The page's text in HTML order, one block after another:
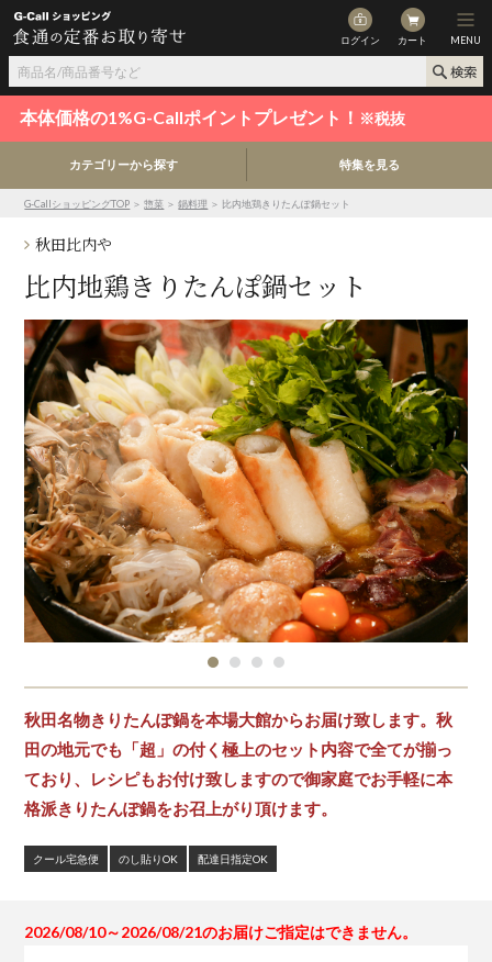
ログイン カート MENU
本体価格の1%G-Callポイントプレゼント！ ※税抜
カテゴリーから探す 特集を見る
G-CallショッピングTOP ＞惣菜 ＞鍋料理 ＞ 比内地鶏きりたんぽ鍋セット
秋田比内や
比内地鶏きりたんぽ鍋セット
秋田名物きりたんぽ鍋を本場大館からお届け致します。秋
田の地元でも「超」の付く極上のセット内容で全てが揃っ
ており、レシピもお付け致しますので御家庭でお手軽に本
格派きりたんぽ鍋をお召上がり頂けます。
クール宅急便 のし貼りOK 配達日指定OK
2026/08/10～2026/08/21のお届けご指定はできません。